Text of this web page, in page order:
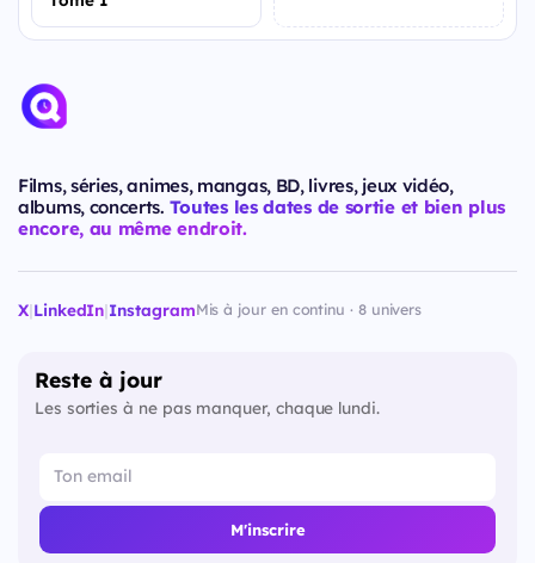
Films, séries, animes, mangas, BD, livres, jeux vidéo,
albums, concerts. Toutes les dates de sortie et bien plus
encore, au même endroit.
X|LinkedIn|InstagramMis à jour en continu · 8 univers
Reste à jour
Les sorties à ne pas manquer, chaque lundi.
M'inscrire